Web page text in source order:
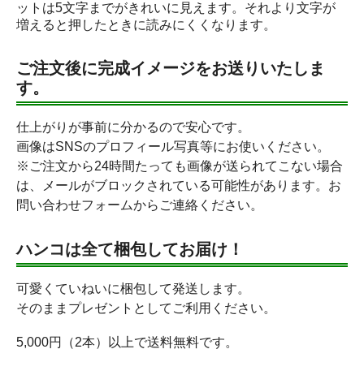
ットは5文字までがきれいに見えます。それより文字が
増えると押したときに読みにくくなります。
ご注文後に完成イメージをお送りいたしま
す。
仕上がりが事前に分かるので安心です。
画像はSNSのプロフィール写真等にお使いください。
※ご注文から24時間たっても画像が送られてこない場合
は、メールがブロックされている可能性があります。お
問い合わせフォームからご連絡ください。
ハンコは全て梱包してお届け！
可愛くていねいに梱包して発送します。
そのままプレゼントとしてご利用ください。
5,000円（2本）以上で送料無料です。